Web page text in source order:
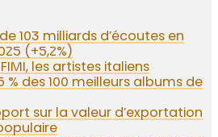
103 milliards d’écoutes en
(+5,2%)
les artistes italiens
% des 100 meilleurs albums de
sur la valeur d’exportation